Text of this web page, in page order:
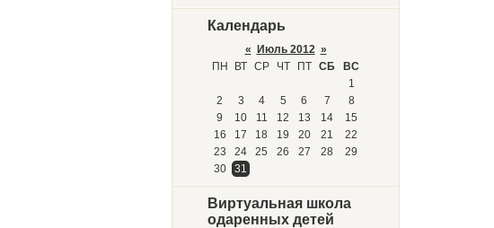
Календарь
« Июль 2012 »
ПН
ВТ СР ЧТ ПТ СБ
ВС
1
2
3 4 5 6 7
8
9
10 11 12 13 14
15
16
17 18 19 20 21
22
23
24 25 26 27 28
29
30
31
Виртуальная школа
одаренных детей